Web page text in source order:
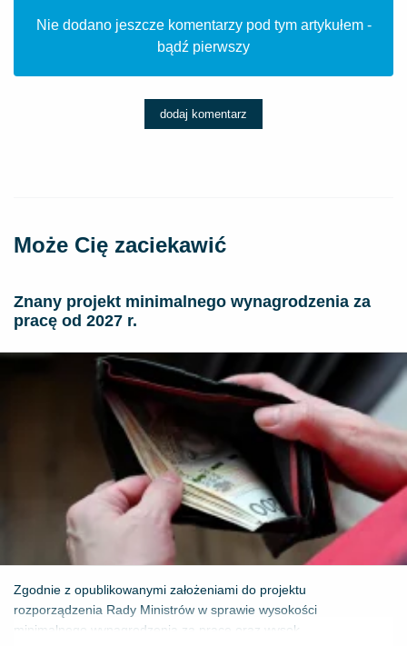
Nie dodano jeszcze komentarzy pod tym artykułem -
bądź pierwszy
dodaj komentarz
Może Cię zaciekawić
Znany projekt minimalnego wynagrodzenia za
pracę od 2027 r.
Zgodnie z opublikowanymi założeniami do projektu
rozporządzenia Rady Ministrów w sprawie wysokości
minimalnego wynagrodzenia za pracę oraz wysok...